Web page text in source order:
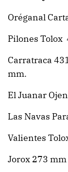
Oréganal
Pilones Tolox
Carratraca
mm.
El Juanar
Las Navas
Valientes
Jorox 273 mm